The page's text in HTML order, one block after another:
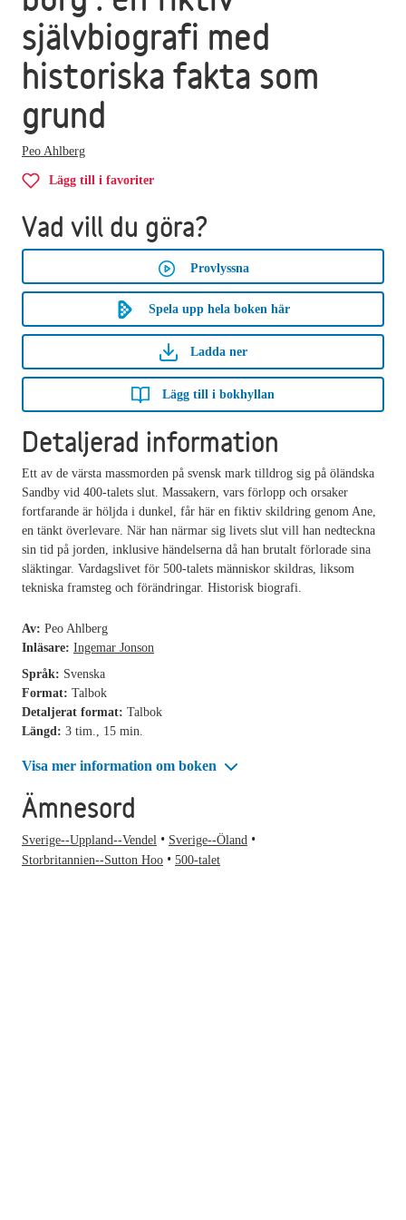
självbiografi med
historiska fakta som
grund
Peo Ahlberg
Lägg till i favoriter
Vad vill du göra?
Provlyssna
Spela upp hela boken här
Ladda ner
Lägg till i bokhyllan
Detaljerad information
Ett av de värsta massmorden på svensk mark tilldrog sig på öländska
Sandby vid 400-talets slut. Massakern, vars förlopp och orsaker
fortfarande är höljda i dunkel, får här en fiktiv skildring genom Ane,
en tänkt överlevare. När han närmar sig livets slut vill han nedteckna
sin tid på jorden, inklusive händelserna då han brutalt förlorade sina
släktingar. Vardagslivet för 500-talets människor skildras, liksom
tekniska framsteg och förändringar. Historisk biografi.
Av: Peo Ahlberg
Inläsare: Ingemar Jonson
Språk: Svenska
Format: Talbok
Detaljerat format: Talbok
Längd: 3 tim., 15 min.
Visa mer information om boken
Ämnesord
Sverige--Uppland--Vendel
Sverige--Öland
Storbritannien--Sutton Hoo
500-talet